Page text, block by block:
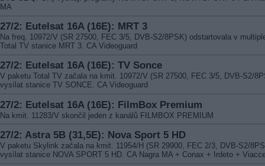
MA
27/2: Eutelsat 16A (16E): MRT 3
Na freq. 10972/V (SR 27500, FEC 3/5, DVB-S2/8PSK) odstartovala v
Total TV stanice MRT 3. CA Videoguard
27/2: Eutelsat 16A (16E): TV Sonce
V paketu Total TV začala na kmit. 10972/V (SR 27500, FEC 3/5, DVB-S2/
vysílat stanice TV SONCE. CA Videoguard
27/2: Eutelsat 16A (16E): FilmBox Premium
Na kmit. 11283/V skončil jeden z kanálů FILMBOX PREMIUM
27/2: Astra 5B (31,5E): Nova Sport 5 HD
V paketu Skylink začala na kmit. 11954/H (SR 29900, FEC 2/3, DVB-S2/
vysílat stanice NOVA SPORT 5 HD. CA Nagra MA + Conax + Irdeto +